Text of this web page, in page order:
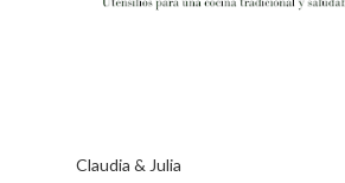
Claudia & Julia